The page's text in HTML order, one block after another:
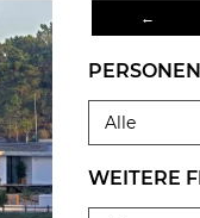
←
PERSONEN
Alle
WEITERE